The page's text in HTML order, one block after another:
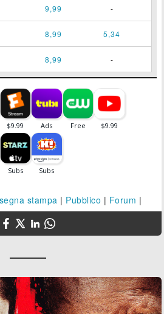
9,99 -
8,99 5,34
8,99 -
stampa | Pubblico | Forum |